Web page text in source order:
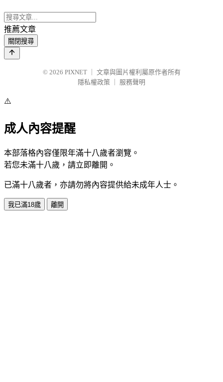
推薦文章
關閉搜尋
© 2026 PIXNET
文章與圖片權利屬原作者所有
隱私權政策
服務聲明
⚠️
成人內容提醒
本部落格內容僅限年滿十八歲者瀏覽。
若您未滿十八歲，請立即離開。
已滿十八歲者，亦請勿將內容提供給未成年人士。
我已滿18歲 離開